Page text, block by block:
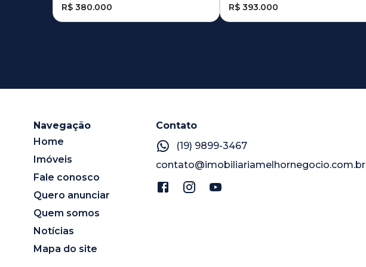
R$ 380.000
R$ 393.000
Navegação
Home
Imóveis
Fale conosco
Quero anunciar
Quem somos
Notícias
Mapa do site
Contato
(19) 9899-3467
contato@imobiliariamelhornegocio.com.br